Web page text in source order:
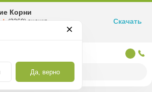
Да, верно
Корни
(2360) оценка
товаров для здоровья
Скачать